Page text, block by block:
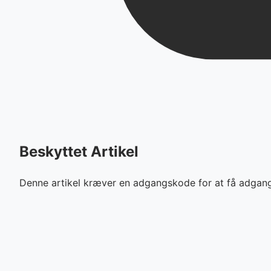
Beskyttet Artikel
Denne artikel kræver en adgangskode for at få